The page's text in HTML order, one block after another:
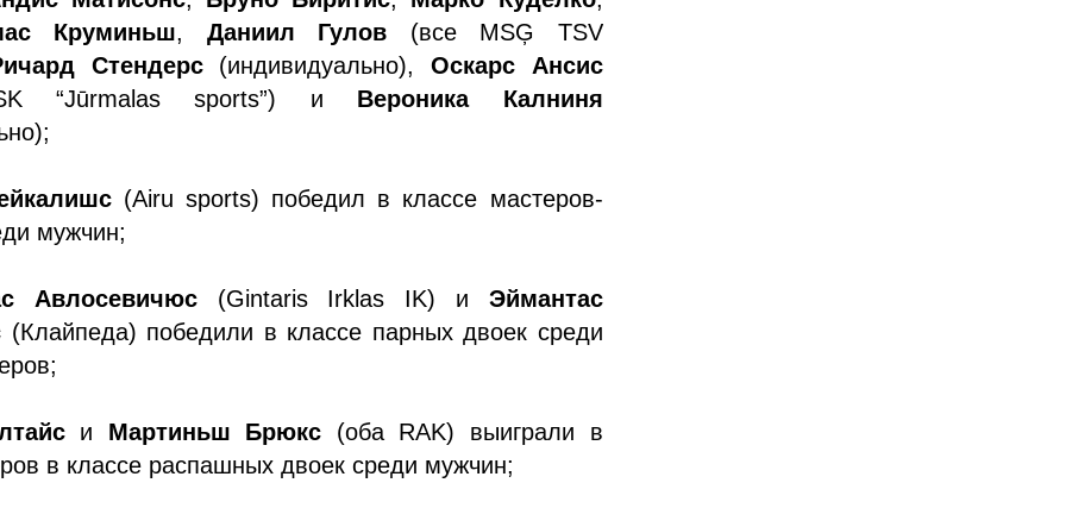
Круминьш, Даниил Гулов (все MSĢ TSV
Стендерс(индивидуально), Оскарс Ансис
“Jūrmalas sports”) и Вероника Калниня
(Airu sports) победил в классе мастеров-
мужчин;
Авлосевичюс(Gintaris Irklas IK) и Эймантас
(Клайпеда) победили в классе парных двоек среди
и Мартиньш Брюкс (оба RAK) выиграли в
в классе распашных двоек среди мужчин;